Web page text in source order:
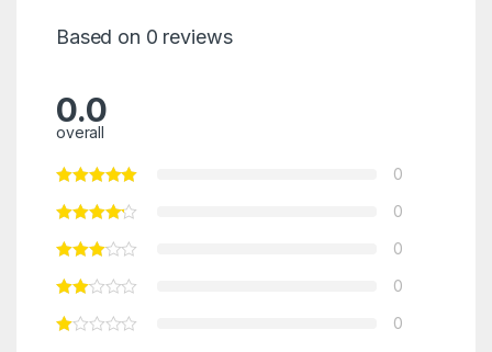
Based on 0 reviews
0.0
overall
0
0
0
0
0